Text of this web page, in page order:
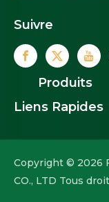
Suivre
Produits
Liens Rapides
Copyright © 2026
CO., LTD Tous